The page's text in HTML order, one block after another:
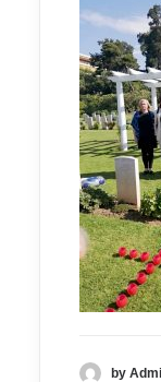
by